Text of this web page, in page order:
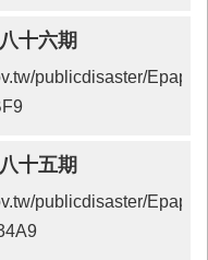
十六期
publicdisaster/
十五期
publicdisaster/